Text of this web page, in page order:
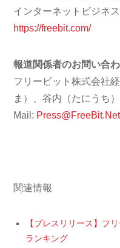
インターネットビジネ
https://freebit.com/
報道関係者のお問い合
フリービット株式会社
ま）、谷内（たにうち）
Mail: Press@FreeBit.Net
関連情報
【プレスリリース】フ
ランキング